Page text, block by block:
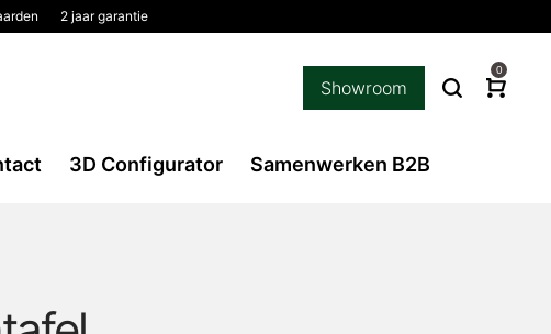
2 jaar garantie
Showroom
0
3D Configurator Samenwerken B2B